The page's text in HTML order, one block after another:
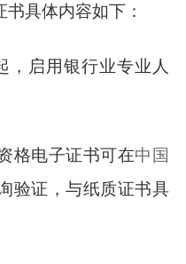
具体内容如下：
，启用银行业专业人
格电子证书可在中国
验证，与纸质证书具